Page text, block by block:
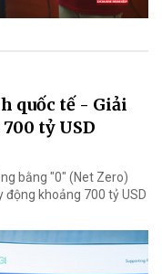
quốc tế - Giải
tỷ USD
bằng "0" (Net Zero)
khoảng 700 tỷ USD